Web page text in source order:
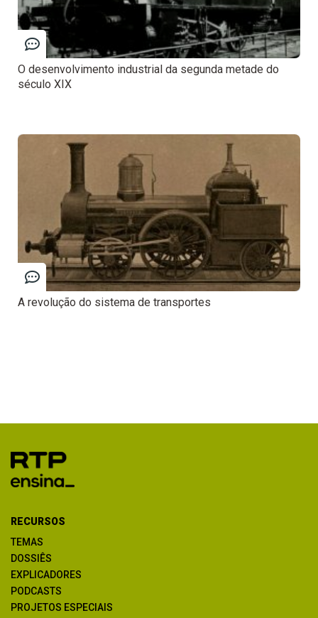
O desenvolvimento industrial da segunda metade do
século XIX
A revolução do sistema de transportes
RECURSOS
TEMAS
DOSSIÊS
EXPLICADORES
PODCASTS
PROJETOS ESPECIAIS